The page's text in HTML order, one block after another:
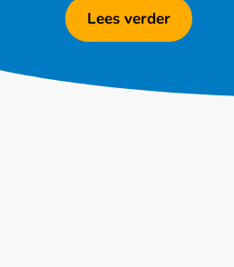
Lees verder